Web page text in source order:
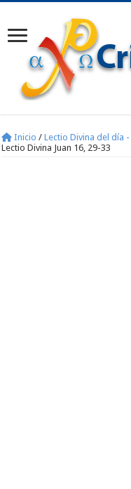
Inicio / Lectio Divina del día
Lectio Divina Juan 16, 29-33